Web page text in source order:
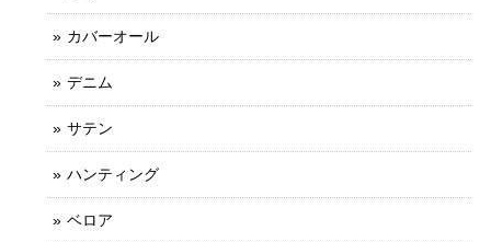
カバーオール
デニム
サテン
ハンティング
ベロア